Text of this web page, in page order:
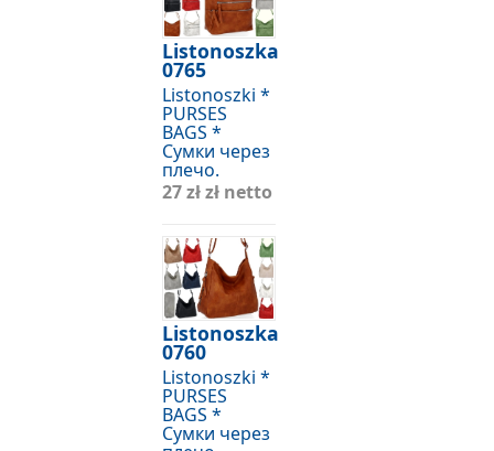
Listonoszka
0765
Listonoszki *
PURSES
BAGS *
Сумки через
плечо.
27 złzł netto
Listonoszka
0760
Listonoszki *
PURSES
BAGS *
Сумки через